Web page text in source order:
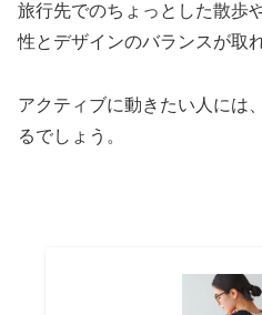
旅行先でのちょっとした散歩
性とデザインのバランスが取
アクティブに動きたい人には
るでしょう。